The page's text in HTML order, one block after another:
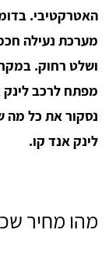
האטרקטיבי.
מערכת נעילה
ושלט רחוק.
מפתח לרכב לינק
נסקור את כל מה
לינק אנד קו.
מהו מחיר